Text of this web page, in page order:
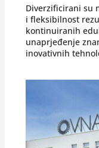
Diverzificirani su
i fleksibilnost
kontinuiranih
unaprjeđenje
inovativnih